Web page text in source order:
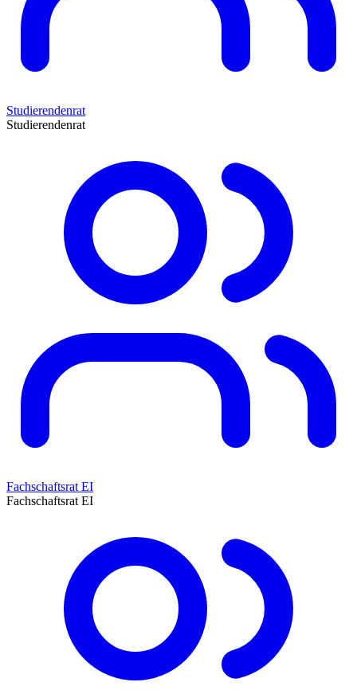
Studierendenrat
Studierendenrat
Fachschaftsrat EI
Fachschaftsrat EI